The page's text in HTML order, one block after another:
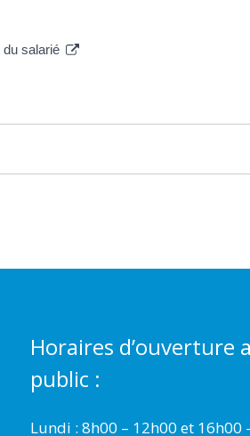
du salarié
Horaires d’ouverture
public :
Lundi : 8h00 – 12h00 et 16h00